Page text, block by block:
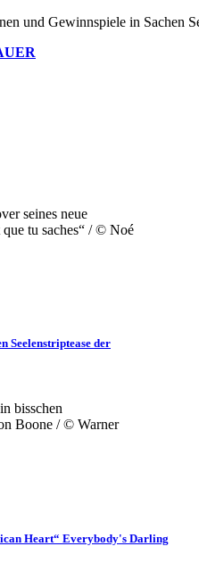
und Gewinnspiele in Sachen
seines neue
tu saches“ / © Noé
Seelenstriptease der
bisschen
Boone / © Warner
Heart“ Everybody's Darling